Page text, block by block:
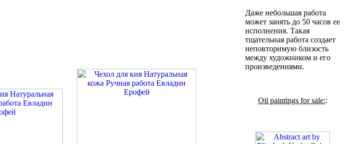
Даже небольшая работа
может занять до 50 часов ее
исполнения. Такая
тщательная работа создает
неповторимую близость
между художником и его
произведениями.
Oil paintings for sale::